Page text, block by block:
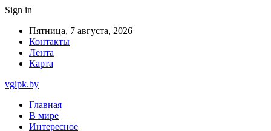
Sign in
Пятница, 7 августа, 2026
Контакты
Лента
Карта
vgipk.by
Главная
В мире
Интересное